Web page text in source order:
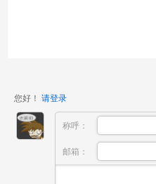
您好！ 请登录
称呼：
邮箱：